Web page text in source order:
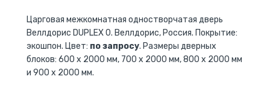
Царговая межкомнатная одностворчатая дверь
Веллдорис DUPLEX 0. Веллдорис, Россия. Покрытие:
экошпон. Цвет: по запросу. Размеры дверных
блоков: 600 x 2000 мм, 700 x 2000 мм, 800 x 2000 мм
и 900 x 2000 мм.